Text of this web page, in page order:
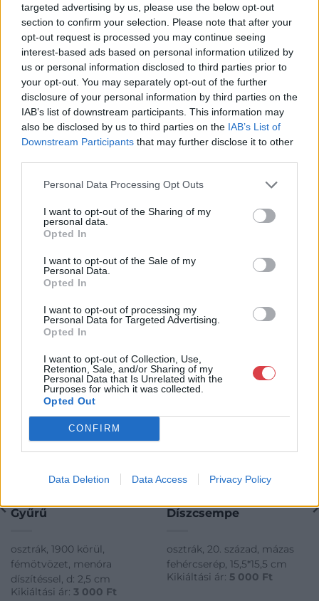
targeted advertising by us, please use the below opt-out
section to confirm your selection. Please note that after your
opt-out request is processed you may continue seeing
interest-based ads based on personal information utilized by
us or personal information disclosed to third parties prior to
your opt-out. You may separately opt-out of the further
disclosure of your personal information by third parties on the
IAB’s list of downstream participants. This information may
also be disclosed by us to third parties on the IAB’s List of
Downstream Participants that may further disclose it to other
Personal Data Processing Opt Outs
I want to opt-out of the Sharing of my
personal data.
Opted In
I want to opt-out of the Sale of my
Personal Data.
Opted In
I want to opt-out of processing my
Personal Data for Targeted Advertising.
Opted In
I want to opt-out of Collection, Use,
Retention, Sale, and/or Sharing of my
Personal Data that Is Unrelated with the
Purposes for which it was collected.
Opted Out
CONFIRM
Data Deletion Data Access Privacy Policy
Eladó:Biksady Galéria
Cím: Törő Tamás
Biksady Galéria Kft.
1055, Budapest, Falk Miksa u.
24-26.
Telefon: 061/784-1111 061/780-
9307
Weboldal:
http://www.biksady.com
GALÉRIA TOVÁBBI MŰTÁRGYAI
KAPCSOLÓDÓ MŰTÁRGYAK
FÉMTÁRGYAK
Gyűrű
osztrák, 1900 körül,
fémötvözet, menóra
díszítéssel, d: 2,5 cm
Kikiáltási ár: 3 000 Ft
FÉMTÁRGYAK
Díszcsempe
osztrák, 20. század, mázas
fehércserép, 15,5*15,5 cm
Kikiáltási ár: 5 000 Ft